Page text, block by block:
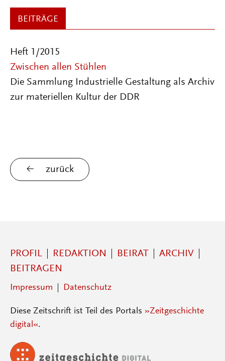
BEITRÄGE
Heft 1/2015
Zwischen allen Stühlen
Die Sammlung Industrielle Gestaltung als Archiv
zur materiellen Kultur der DDR
zurück
PROFIL REDAKTION BEIRAT
ARCHIV
BEITRAGEN
Impressum Datenschutz
Diese Zeitschrift ist Teil des Portals »Zeitgeschichte
digital«.